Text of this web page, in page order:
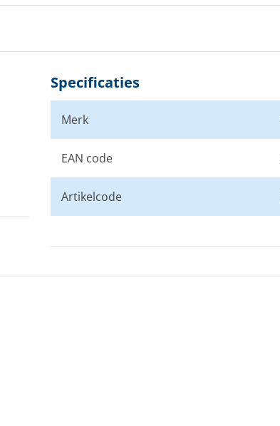
Specificaties
Merk
EAN code
Artikelcode